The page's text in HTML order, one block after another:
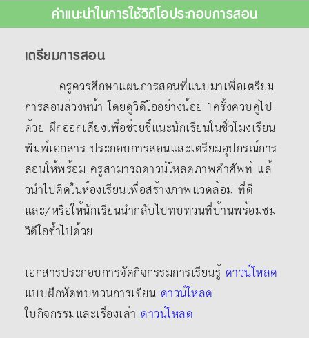
คำแนะนำในการใช้วิดีโอประกอบการสอน
เตรียมการสอน
ครูควรศึกษาแผนการสอนที่แนบมาเพื่อเตรียม
การสอนล่วงหน้า โดยดูวิดีโออย่างน้อย 1ครั้งควบคู่ไป
ด้วย ฝึกออกเสียงเพื่อช่วยชี้แนะนักเรียนในชั่วโมงเรียน
พิมพ์เอกสาร ประกอบการสอนและเตรียมอุปกรณ์การ
สอนให้พร้อม ครูสามารถดาวน์โหลดภาพคําศัพท์ แล้
วนําไปติดในห้องเรียนเพื่อสร้างภาพแวดล้อม ที่ดี
และ/หรือให้นักเรียนนํากลับไปทบทวนที่บ้านพร้อมชม
วิดีโอซ้ำไปด้วย
เอกสารประกอบการจัดกิจกรรมการเรียนรู้ ดาวน์โหลด
แบบฝึกหัดทบทวนการเขียน ดาวน์โหลด
ใบกิจกรรมและเรื่องเล่า ดาวน์โหลด